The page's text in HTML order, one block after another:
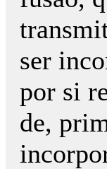
ser
por si
de,